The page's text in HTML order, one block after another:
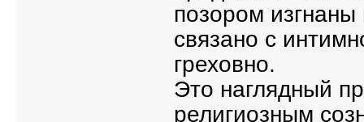
позором
связано с
греховно.
Это наглядный
религиозным